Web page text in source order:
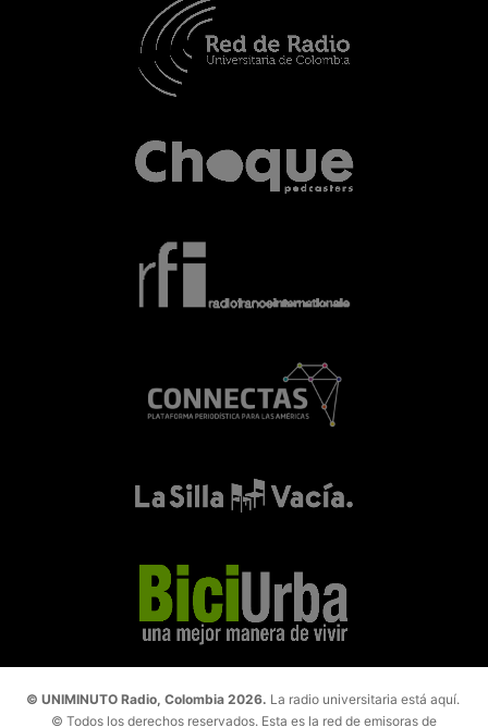
© UNIMINUTO Radio, Colombia 2026. La radio universitaria está aquí.
© Todos los derechos reservados. Esta es la red de emisoras de